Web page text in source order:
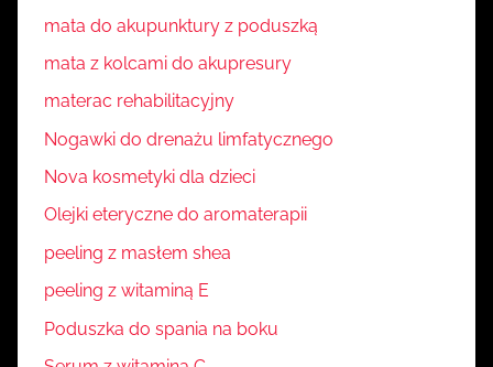
mata do akupunktury z poduszką
mata z kolcami do akupresury
materac rehabilitacyjny
Nogawki do drenażu limfatycznego
Nova kosmetyki dla dzieci
Olejki eteryczne do aromaterapii
peeling z masłem shea
peeling z witaminą E
Poduszka do spania na boku